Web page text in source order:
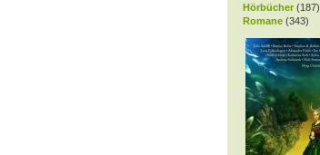
Hörbücher (187)
Romane (343)